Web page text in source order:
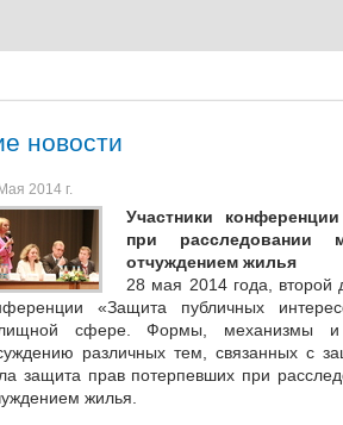
новости
2014 г.
Участники
при расследовании
отчуждением жилья
28 мая 2014 года, второй
«Защита публичных
сфере. Формы, механизмы и
различных тем, связанных с
защита прав потерпевших при
жилья.